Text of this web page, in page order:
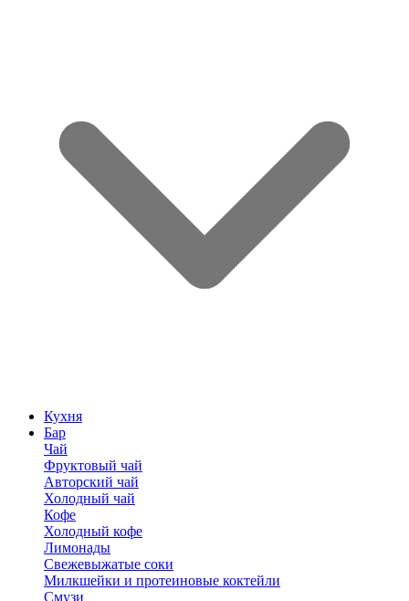
Кухня
Бар
Чай
Фруктовый чай
Авторский чай
Холодный чай
Кофе
Холодный кофе
Лимонады
Свежевыжатые соки
Милкшейки и протеиновые коктейли
Смузи